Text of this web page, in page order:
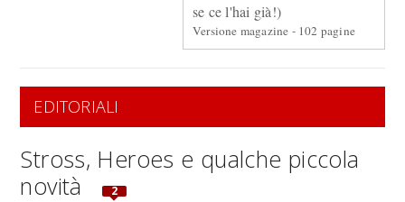
se ce l'hai già!)
Versione magazine - 102 pagine
EDITORIALI
Stross, Heroes e qualche piccola
novità
2